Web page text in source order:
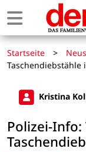
Startseite >
Taschendiebstähle
Kristina
Polizei-